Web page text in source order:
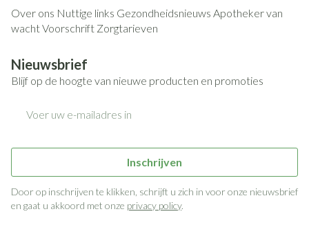
Over ons Nuttige links Gezondheidsnieuws Apotheker van
wachtVoorschrift Zorgtarieven
Nieuwsbrief
Blijf op de hoogte van nieuwe producten en promoties
Inschrijven
Door op inschrijven te klikken, schrijft u zich in voor onze nieuwsbrief
en gaat u akkoord met onze privacy policy.